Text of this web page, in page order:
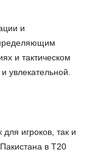
и
и тактическом
увлекательной.
игроков, так и
в T20